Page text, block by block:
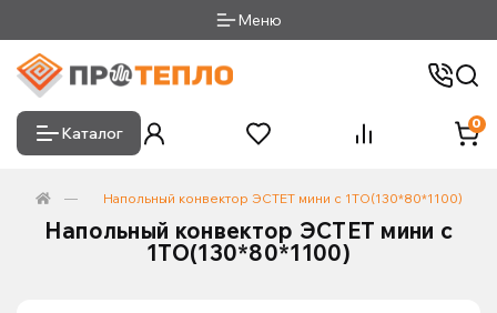
Меню
Каталог
0
Напольный конвектор ЭСТЕТ мини с 1ТО(130*80*1100)
Напольный конвектор ЭСТЕТ мини с
1ТО(130*80*1100)